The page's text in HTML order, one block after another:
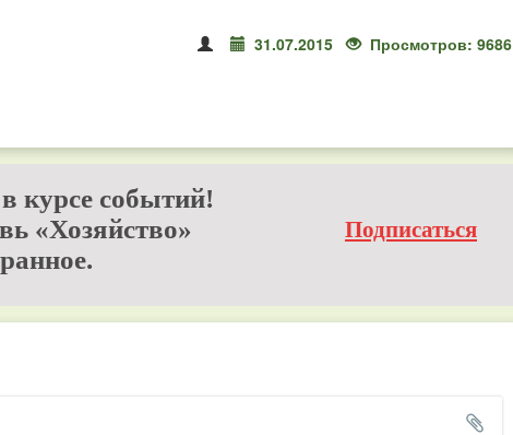
31.07.2015 Просмотров: 9686
курсе событий!
«Хозяйство»
Подписаться